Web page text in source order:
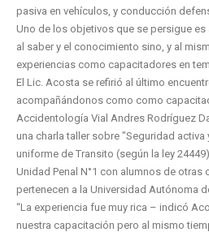
pasiva en vehículos, y conducción
Uno de los objetivos que se persigue
al saber y el conocimiento sino, y al
experiencias como capacitadores en
El Lic. Acosta se refirió al último
acompañándonos como como
Accidentología Vial Andres Rodríguez
una charla taller sobre "Seguridad activa
uniforme de Transito (según la ley
Unidad Penal N°1 con alumnos de otras
pertenecen a la Universidad Autónoma
“La experiencia fue muy rica – indicó
nuestra capacitación pero al mismo